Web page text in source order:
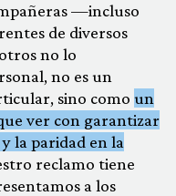
—incluso
de diversos
no lo
no es un
sino como un
ver con garantizar
la paridad en la
reclamo tiene
a los